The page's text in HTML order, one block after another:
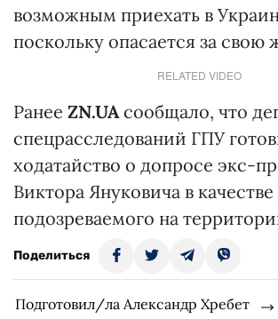
возможным приехать в
поскольку опасается за свою
RELATED VIDEO
Ранее ZN.UAсообщало, что
спецрасследований ГПУ
ходатайство о допросе экс-
Виктора Януковича в качестве
подозреваемого на
Поделиться
Подготовил/ла Александр Хребет